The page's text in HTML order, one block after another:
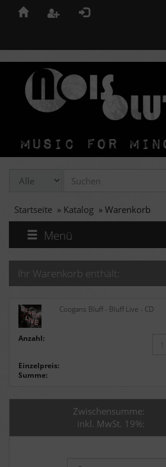
Startseite » Katalog » Warenkorb
Menü
Ihr Warenkorb enthält:
Coogans Bluff - Bluff Live - CD
Anzahl:
Einzelpreis:
Summe:
Zwischensumme:
inkl. MwSt. 19%: